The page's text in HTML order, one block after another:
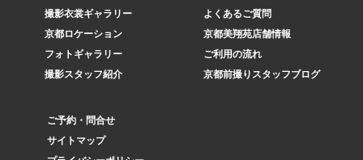
撮影衣裳ギャラリー
京都ロケーション
フォトギャラリー
撮影スタッフ紹介
よくあるご質問
京都美翔苑店舗情報
ご利用の流れ
京都前撮りスタッフブログ
ご予約・問合せ
サイトマップ